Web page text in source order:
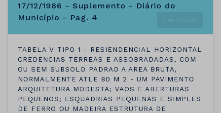
17/12/1986 - Suplemento - Diário do
Município - Pag. 4
TABELA V TIPO 1 - RESIENDENCIAL HORIZONTAL
CREDENCIAS TERREAS E ASSOBRADADAS, COM
OU SEM SUBSOLO PADRAO A AREA BRUTA,
NORMALMENTE ATLE 80 M 2 - UM PAVIMENTO
ARQUITETURA MODESTA; VAOS E ABERTURAS
PEQUENOS; ESQUADRIAS PEQUENAS E SIMPLES
DE FERRO OU MADEIRA ESTRUTURA DE